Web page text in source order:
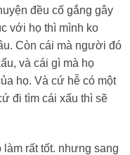
đều cố gắng gây
với họ thì mình ko
Còn cái mà người đó
và cái gì mà họ
họ. Và cứ hễ có một
đi tìm cái xấu thì sẽ
rất tốt. nhưng sang